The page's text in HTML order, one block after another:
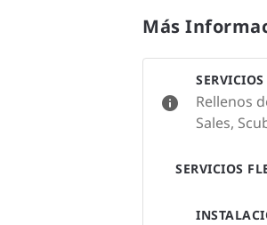
Más
SERVICIOS
Rellenos
Sales,
SERVICIOS